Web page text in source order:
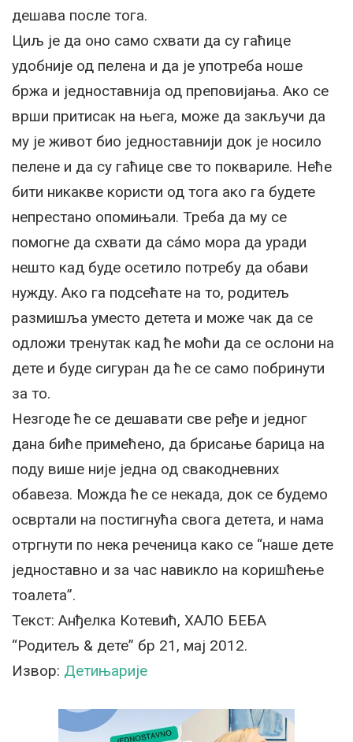
дешава после тога.
Циљ је да оно само схвати да су гаћице
удобније од пелена и да је употреба ноше
бржа и једноставнија од преповијања. Ако се
врши притисак на њега, може да закључи да
му је живот био једноставнији док је носило
пелене и да су гаћице све то поквариле. Неће
бити никакве користи од тога ако га будете
непрестано опомињали. Треба да му се
помогне да схвати да сáмо мора да уради
нешто кад буде осетило потребу да обави
нужду. Ако га подсећате на то, родитељ
размишља уместо детета и може чак да се
одложи тренутак кад ће моћи да се ослони на
дете и буде сигуран да ће се само побринути
за то.
Незгоде ће се дешавати све ређе и једног
дана биће примећено, да брисање барица на
поду више није једна од свакодневних
обавеза. Можда ће се некада, док се будемо
освртали на постигнућа свога детета, и нама
отргнути по нека реченица како се “наше дете
једноставно и за час навикло на коришћење
тоалета”.
Текст: Анђелка Котевић, ХАЛО БЕБА
“Родитељ & дете” бр 21, мај 2012.
Извор: Детињарије